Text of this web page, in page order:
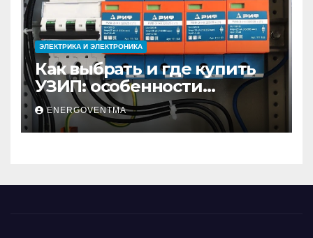
ЭЛЕКТРИКА И ЭЛЕКТРОНИКА
Как выбрать и где купить
УЗИП: особенности
устройств защиты от
импульсных
перенапряжений
ENERGOVENTMA